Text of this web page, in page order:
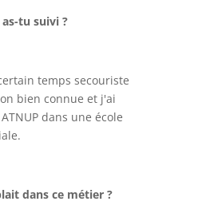
tu suivi ?
temps secouriste
bien connue et j'ai
dans une école
dans ce métier ?